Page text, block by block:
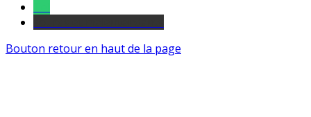
Bouton retour en haut de la page